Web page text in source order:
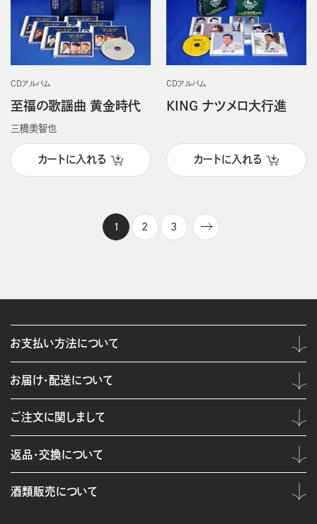
CDアルバム
至福の歌謡曲 黄金時代
三橋美智也
カートに入れる
CDアルバム
KING ナツメロ大行進
カートに入れる
1 2 3
お支払い方法について
お届け・配送について
ご注文に関しまして
返品・交換について
酒類販売について